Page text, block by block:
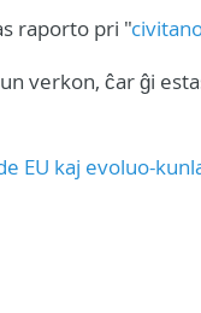
raporto pri "
verkon, ĉar ĝi
EU kaj evoluo-